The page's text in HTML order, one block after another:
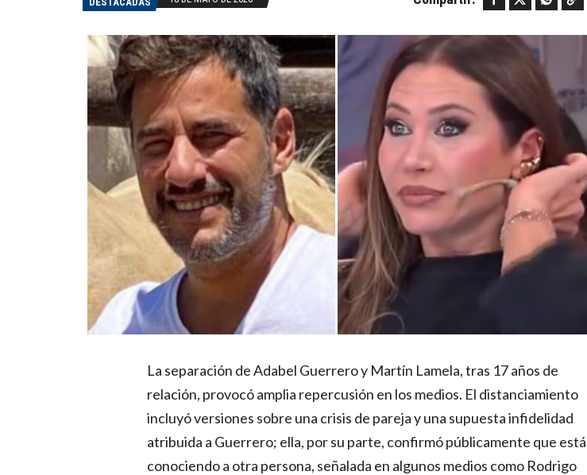
La separación de Adabel Guerrero y Martín Lamela, tras 17 años de
relación, provocó amplia repercusión en los medios. El distanciamiento
incluyó versiones sobre una crisis de pareja y una supuesta infidelidad
atribuida a Guerrero; ella, por su parte, confirmó públicamente que está
conociendo a otra persona, señalada en algunos medios como Rodrigo